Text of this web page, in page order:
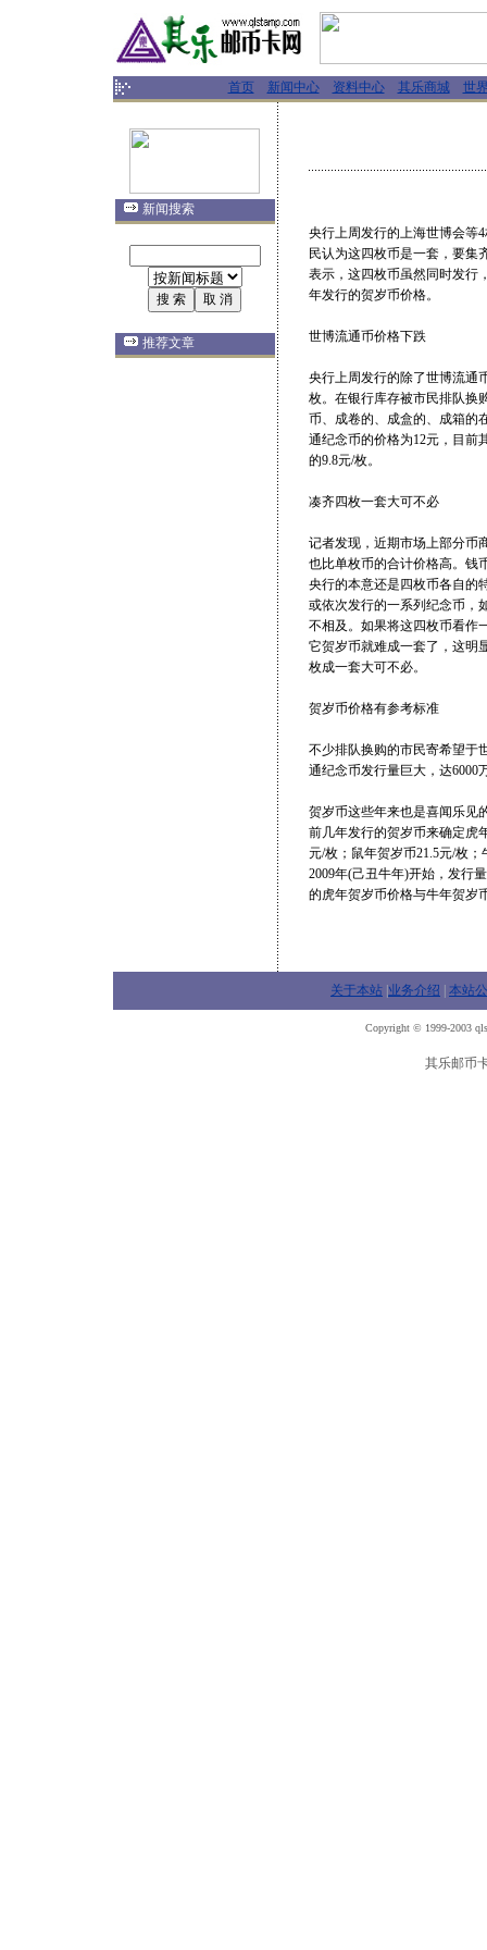
首页 新闻中心 资料中心 其乐商城 世
新闻搜索
推荐文章
央行上周发行的上海世博会等
民认为这四枚币是一套，要集
表示，这四枚币虽然同时发行
年发行的贺岁币价格。
世博流通币价格下跌
央行上周发行的除了世博流通
枚。在银行库存被市民排队换
币、成卷的、成盒的、成箱的
通纪念币的价格为12元，目前
的9.8元/枚。
凑齐四枚一套大可不必
记者发现，近期市场上部分币
也比单枚币的合计价格高。钱
央行的本意还是四枚币各自的
或依次发行的一系列纪念币，
不相及。如果将这四枚币看作
它贺岁币就难成一套了，这明
枚成一套大可不必。
贺岁币价格有参考标准
不少排队换购的市民寄希望于
通纪念币发行量巨大，达6000
贺岁币这些年来也是喜闻乐见
前几年发行的贺岁币来确定虎
元/枚；鼠年贺岁币21.5元/枚
2009年(己丑牛年)开始，发行
的虎年贺岁币价格与牛年贺岁
关于本站 业务介绍 本站
Copyright © 1999-2003
其乐邮币